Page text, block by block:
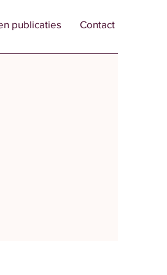
publicaties Contact